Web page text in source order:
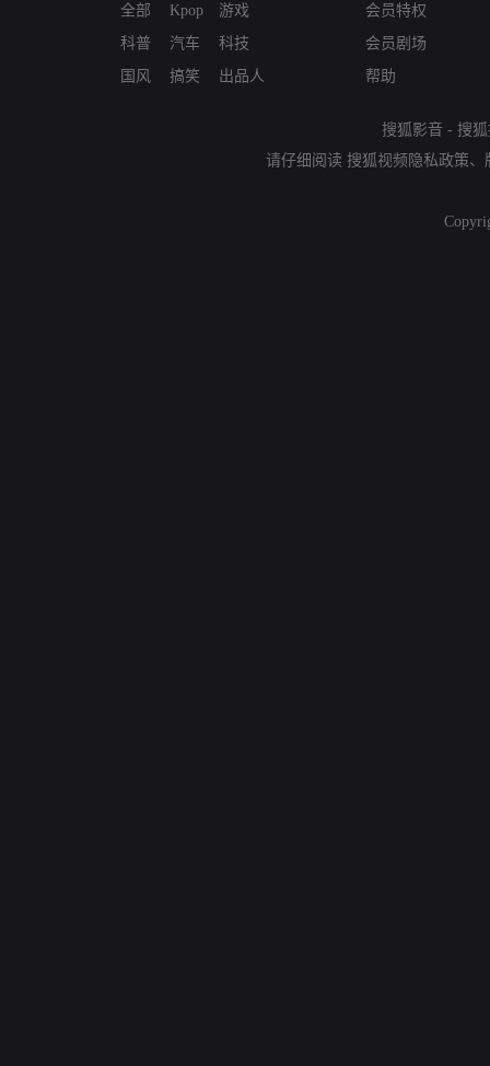
全部
科普
国风
Kpop
汽车
搞笑
游戏
科技
出品人
会员特权
会员剧场
帮助
搜狐影音 - 搜
请仔细阅读 搜狐视频隐私政策、